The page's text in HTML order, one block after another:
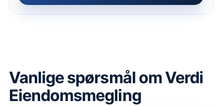
Vanlige spørsmål omVerdi
Eiendomsmegling